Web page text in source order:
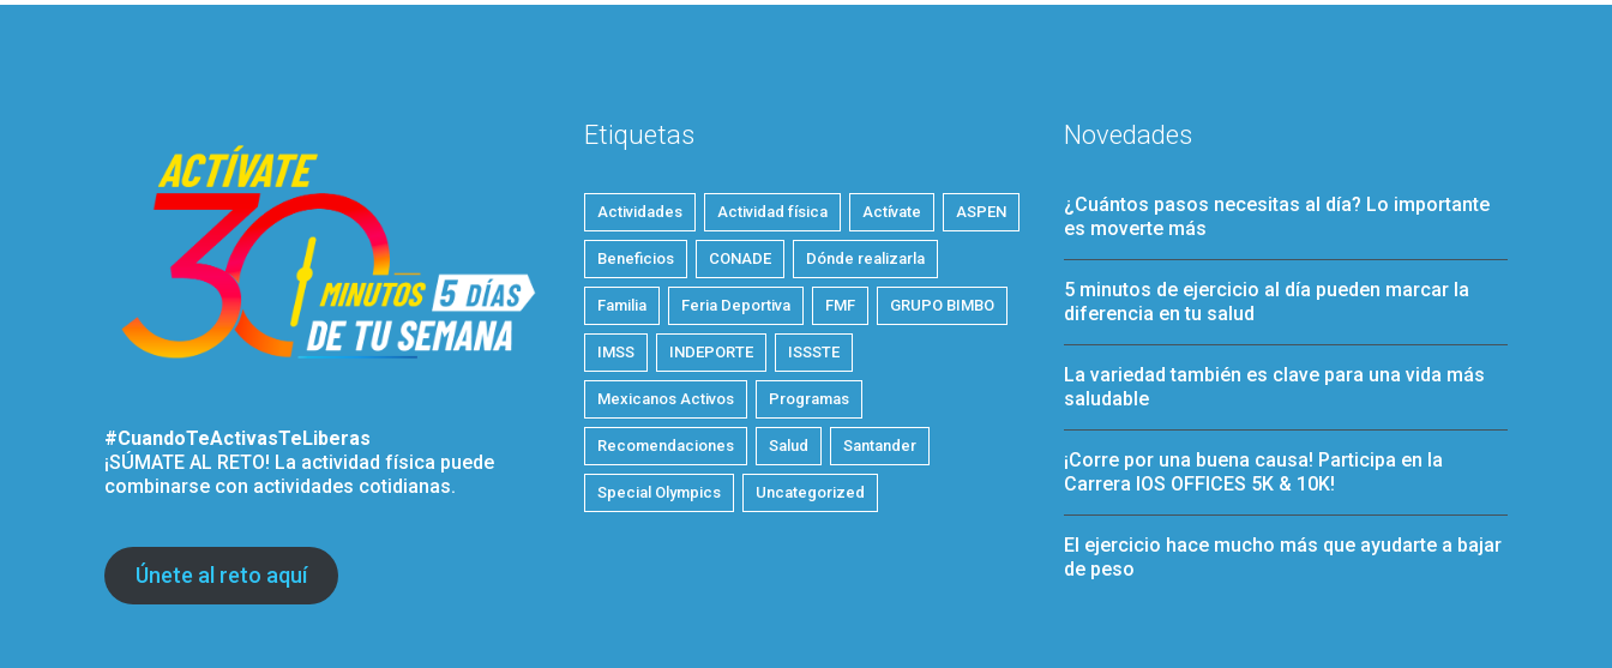
#CuandoTeActivasTeLiberas
¡SÚMATE AL RETO! La actividad física puede
combinarse con actividades cotidianas.
Únete al reto aquí
Etiquetas
Actividades Actividad física Actívate ASPEN
Beneficios CONADE Dónde realizarla
Familia Feria Deportiva FMF GRUPO BIMBO
IMSS INDEPORTE ISSSTE
Mexicanos Activos Programas
Recomendaciones Salud Santander
Special Olympics Uncategorized
Novedades
¿Cuántos pasos necesitas al día? Lo importante
es moverte más
5 minutos de ejercicio al día pueden marcar la
diferencia en tu salud
La variedad también es clave para una vida más
saludable
¡Corre por una buena causa! Participa en la
Carrera IOS OFFICES 5K & 10K!
El ejercicio hace mucho más que ayudarte a bajar
de peso